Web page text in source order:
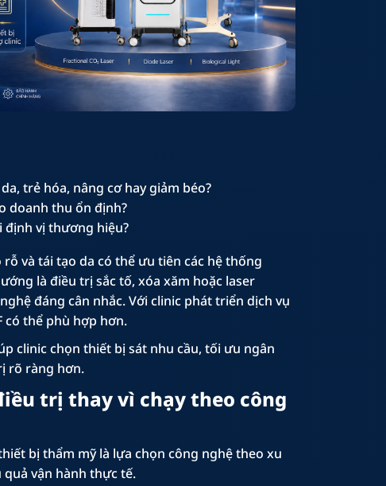
trẻ hóa, nâng cơ hay giảm béo?
doanh thu ổn định?
định vị thương hiệu?
và tái tạo da có thể ưu tiên các hệ thống
là điều trị sắc tố, xóa xăm hoặc laser
đáng cân nhắc. Với clinic phát triển dịch vụ
có thể phù hợp hơn.
clinic chọn thiết bị sát nhu cầu, tối ưu ngân
rõ ràng hơn.
trị thay vì chạy theo công
bị thẩm mỹ là lựa chọn công nghệ theo xu
vận hành thực tế.